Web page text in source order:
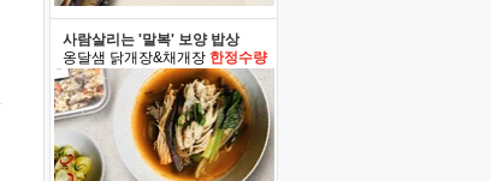
사람살리는 '말복' 보양 밥상
옹달샘 닭개장&채개장 한정수량